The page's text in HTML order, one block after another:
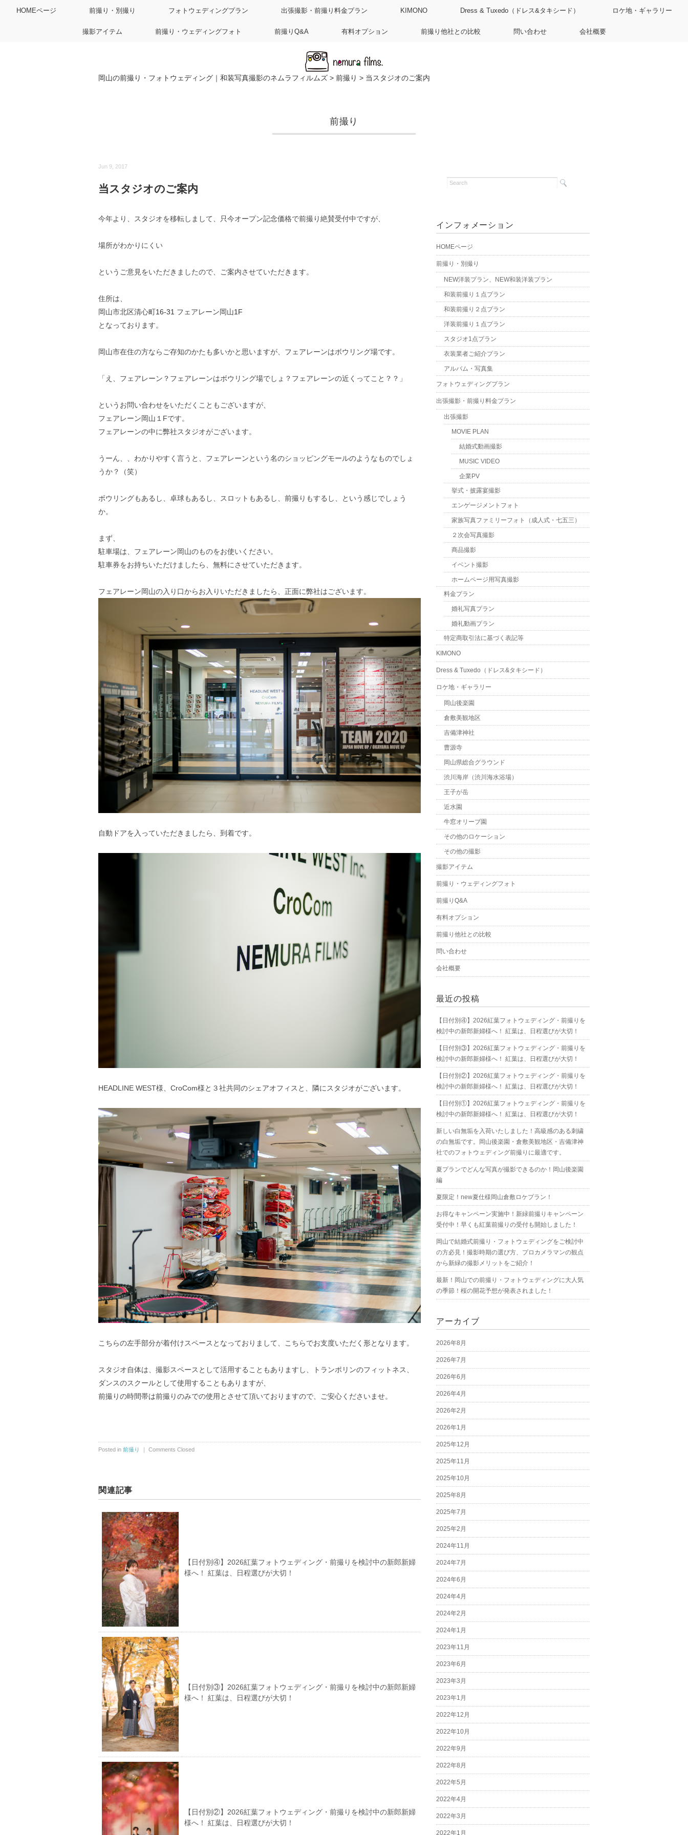
HOMEページ 前撮り・別撮り フォトウェディングプラン 出張撮影・前撮り料金プラン KIMONO Dress & Tuxedo（ドレス&タキシード） ロケ地・ギャラリー
撮影アイテム 前撮り・ウェディングフォト 前撮りQ&A 有料オプション 前撮り他社との比較 問い合わせ 会社概要
岡山の前撮り・フォトウェディング｜和装写真撮影のネムラフィルムズ > 前撮り > 当スタジオのご案内
前撮り
Jun 9, 2017
当スタジオのご案内
今年より、スタジオを移転しまして、只今オープン記念価格で前撮り絶賛受付中ですが、
場所がわかりにくい
というご意見をいただきましたので、ご案内させていただきます。
住所は、
岡山市北区清心町16-31 フェアレーン岡山1F
となっております。
岡山市在住の方ならご存知のかたも多いかと思いますが、フェアレーンはボウリング場です。
「え、フェアレーン？フェアレーンはボウリング場でしょ？フェアレーンの近くってこと？？」
というお問い合わせをいただくこともございますが、
フェアレーン岡山１Fです。
フェアレーンの中に弊社スタジオがございます。
うーん、、わかりやすく言うと、フェアレーンという名のショッピングモールのようなものでしょ
うか？（笑）
ボウリングもあるし、卓球もあるし、スロットもあるし、前撮りもするし、という感じでしょう
か。
まず、
駐車場は、フェアレーン岡山のものをお使いください。
駐車券をお持ちいただけましたら、無料にさせていただきます。
フェアレーン岡山の入り口からお入りいただきましたら、正面に弊社はございます。
自動ドアを入っていただきましたら、到着です。
HEADLINE WEST様、CroCom様と３社共同のシェアオフィスと、隣にスタジオがございます。
こちらの左手部分が着付けスペースとなっておりまして、こちらでお支度いただく形となります。
スタジオ自体は、撮影スペースとして活用することもありますし、トランポリンのフィットネス、
ダンスのスクールとして使用することもありますが、
前撮りの時間帯は前撮りのみでの使用とさせて頂いておりますので、ご安心くださいませ。
Posted in 前撮り ｜ Comments Closed
関連記事
【日付別④】2026紅葉フォトウェディング・前撮りを検討中の新郎新婦
様へ！ 紅葉は、日程選びが大切！
【日付別③】2026紅葉フォトウェディング・前撮りを検討中の新郎新婦
様へ！ 紅葉は、日程選びが大切！
【日付別②】2026紅葉フォトウェディング・前撮りを検討中の新郎新婦
様へ！ 紅葉は、日程選びが大切！
インフォメーション
HOMEページ
前撮り・別撮り
NEW洋装プラン、NEW和装洋装プラン
和装前撮り１点プラン
和装前撮り２点プラン
洋装前撮り１点プラン
スタジオ1点プラン
衣装業者ご紹介プラン
アルバム・写真集
フォトウェディングプラン
出張撮影・前撮り料金プラン
出張撮影
MOVIE PLAN
結婚式動画撮影
MUSIC VIDEO
企業PV
挙式・披露宴撮影
エンゲージメントフォト
家族写真ファミリーフォト（成人式・七五三）
２次会写真撮影
商品撮影
イベント撮影
ホームページ用写真撮影
料金プラン
婚礼写真プラン
婚礼動画プラン
特定商取引法に基づく表記等
KIMONO
Dress & Tuxedo（ドレス&タキシード）
ロケ地・ギャラリー
岡山後楽園
倉敷美観地区
吉備津神社
曹源寺
岡山県総合グラウンド
渋川海岸（渋川海水浴場）
王子が岳
近水園
牛窓オリーブ園
その他のロケーション
その他の撮影
撮影アイテム
前撮り・ウェディングフォト
前撮りQ&A
有料オプション
前撮り他社との比較
問い合わせ
会社概要
最近の投稿
【日付別④】2026紅葉フォトウェディング・前撮りを
検討中の新郎新婦様へ！ 紅葉は、日程選びが大切！
【日付別③】2026紅葉フォトウェディング・前撮りを
検討中の新郎新婦様へ！ 紅葉は、日程選びが大切！
【日付別②】2026紅葉フォトウェディング・前撮りを
検討中の新郎新婦様へ！ 紅葉は、日程選びが大切！
【日付別①】2026紅葉フォトウェディング・前撮りを
検討中の新郎新婦様へ！ 紅葉は、日程選びが大切！
新しい白無垢を入荷いたしました！高級感のある刺繍
の白無垢です。岡山後楽園・倉敷美観地区・吉備津神
社でのフォトウェディング前撮りに最適です。
夏プランでどんな写真が撮影できるのか！岡山後楽園
編
夏限定！new夏仕様岡山倉敷ロケプラン！
お得なキャンペーン実施中！新緑前撮りキャンペーン
受付中！早くも紅葉前撮りの受付も開始しました！
岡山で結婚式前撮り・フォトウェディングをご検討中
の方必見！撮影時期の選び方、プロカメラマンの観点
から新緑の撮影メリットをご紹介！
最新！岡山での前撮り・フォトウェディングに大人気
の季節！桜の開花予想が発表されました！
アーカイブ
2026年8月
2026年7月
2026年6月
2026年4月
2026年2月
2026年1月
2025年12月
2025年11月
2025年10月
2025年8月
2025年7月
2025年2月
2024年11月
2024年7月
2024年6月
2024年4月
2024年2月
2024年1月
2023年11月
2023年6月
2023年3月
2023年1月
2022年12月
2022年10月
2022年9月
2022年8月
2022年5月
2022年4月
2022年3月
2022年1月